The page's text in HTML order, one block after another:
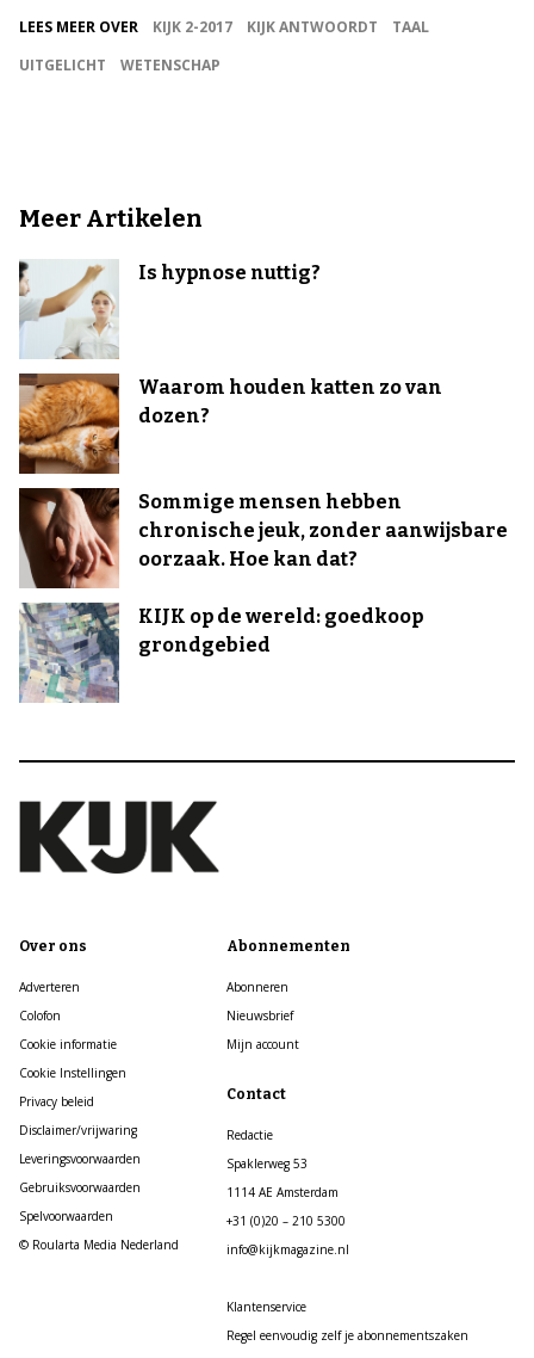
LEES MEER OVER KIJK 2-2017 KIJK ANTWOORDT
TAAL
UITGELICHT
WETENSCHAP
Meer Artikelen
Is hypnose nuttig?
Waarom houden katten zo van
dozen?
Sommige mensen hebben
chronische jeuk, zonder aanwijsbare
oorzaak. Hoe kan dat?
KIJK op de wereld: goedkoop
grondgebied
Over ons
Adverteren
Colofon
Cookie informatie
Cookie Instellingen
Privacy beleid
Disclaimer/vrijwaring
Leveringsvoorwaarden
Gebruiksvoorwaarden
Spelvoorwaarden
© Roularta Media Nederland
Abonnementen
Abonneren
Nieuwsbrief
Mijn account
Contact
Redactie
Spaklerweg 53
1114 AE Amsterdam
+31 (0)20 – 210 5300
info@kijkmagazine.nl
Klantenservice
Regel eenvoudig zelf je abonnementszaken